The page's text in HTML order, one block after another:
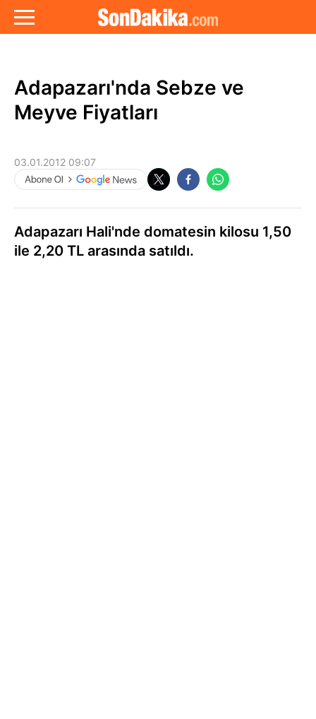
Adapazarı'nda Sebze ve
Meyve Fiyatları
03.01.2012 09:07
Adapazarı Hali'nde domatesin kilosu 1,50
ile 2,20 TL arasında satıldı.